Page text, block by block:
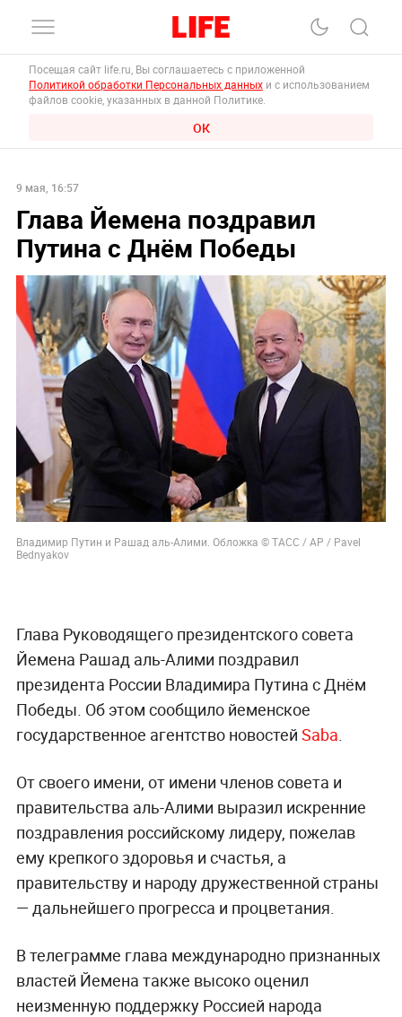
Посещая сайт life.ru, Вы соглашаетесь с приложенной
Политикой обработки Персональных данных и с использованием
файлов cookie, указанных в данной Политике.
ОК
9 мая, 16:57
Глава Йемена поздравил
Путина с Днём Победы
Владимир Путин и Рашад аль-Алими. Обложка © ТАСС / AP / Pavel
Bednyakov
Глава Руководящего президентского совета
Йемена Рашад аль-Алими поздравил
президента России Владимира Путина с Днём
Победы. Об этом сообщило йеменское
государственное агентство новостей Saba.
От своего имени, от имени членов совета и
правительства аль-Алими выразил искренние
поздравления российскому лидеру, пожелав
ему крепкого здоровья и счастья, а
правительству и народу дружественной страны
— дальнейшего прогресса и процветания.
В телеграмме глава международно признанных
властей Йемена также высоко оценил
неизменную поддержку Россией народа